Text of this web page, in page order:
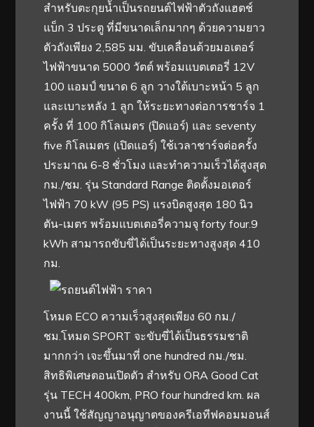
สำหรับตะกุยน้ำเป็นรถยนต์ไฟฟ้าตัวถังแฮตช์
แบ็ก 3 ประตู ที่มีขนาดเล็กมากๆ ด้วยความยาว
ตัวถังเพียง 2,585 มม. ขับเคลื่อนด้วยมอเตอร์
ไฟฟ้าขนาด 5000 วัตต์ พร้อมแบตเตอรี่ 12V
100 แอมป์ ขนาด 6 ลูก วางใต้เบาะหน้า 5 ลูก
และเบาะหลัง 1 ลูก ให้ระยะทางต่อการชาร์จ 1
ครั้ง ที่ 100 กิโลเมตร (ปิดแอร์) และ seventy
five กิโลเมตร (เปิดแอร์) ใช้เวลาชาร์จต่อครั้ง
ประมาณ 6-8 ชั่วโมง และทำความเร็วได้สูงสุด
กม./ชม. รุ่น Standard Range ติดตั้งมอเตอร์
ไฟฟ้า 70 kW (95 PS) แรงบิดสูงสุด 180 นิว
ตัน-เมตร พร้อมแบตเตอรี่ความจุ forty four.9
kWh สามารถขับขี่ได้เป็นระยะทางสูงสุด 410
กม.
โหมด ECO ความเร็วสูงสุดเพียง 60 กม./
ชม.โหมด SPORT จะขับขี่ได้เป็นธรรมชาติ
มากกว่า เจะขึ้นมาที่ one hundred กม./ชม.
สิทธิพิเศษตอนเปิดตัว สำหรับ ORA Good Cat
รุ่น TECH 400km, PRO four hundred km. ผล
งานนี้ ใช้สัญญาอนุญาตของครีเอทีฟคอมมอนส์